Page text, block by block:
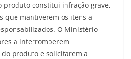
produto constitui infração grave,
que mantiverem os itens à
O Ministério
a interromperem
produto e solicitarem a